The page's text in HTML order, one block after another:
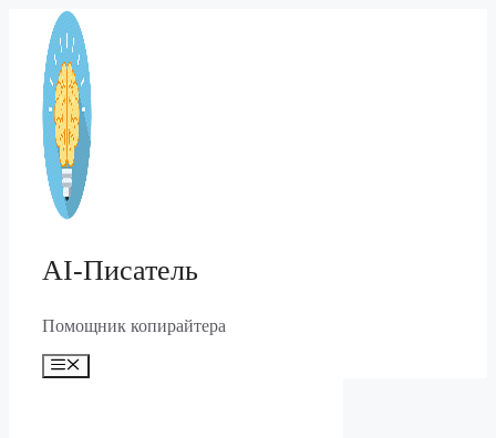
Перейти
содержимому
AI-Писатель
Помощник копирайтера
Меню